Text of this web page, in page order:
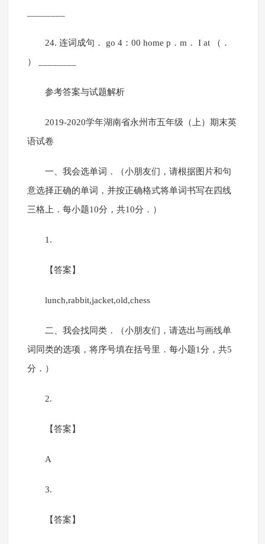
24. 连词成句． go 4：00 home p．m． I at （．
） ________
参考答案与试题解析
2019-2020学年湖南省永州市五年级（上）期末英
语试卷
一、我会选单词．（小朋友们，请根据图片和句
意选择正确的单词，并按正确格式将单词书写在四线
三格上．每小题10分，共10分．）
1.
【答案】
lunch,rabbit,jacket,old,chess
二、我会找同类．（小朋友们，请选出与画线单
词同类的选项，将序号填在括号里．每小题1分，共5
分．）
2.
【答案】
A
3.
【答案】